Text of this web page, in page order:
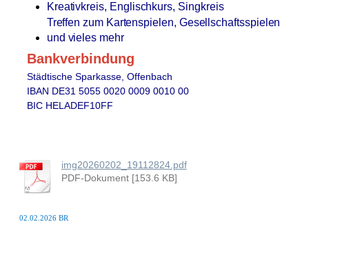
Kreativkreis, Englischkurs, Singkreis
Treffen zum Kartenspielen, Gesellschaftsspielen
und vieles mehr
Bankverbindung
Städtische Sparkasse, Offenbach
IBAN DE31 5055 0020 0009 0010 00
BIC HELADEF10FF
img20260202_19112824.pdf
PDF-Dokument [153.6 KB]
02.02.2026 BR